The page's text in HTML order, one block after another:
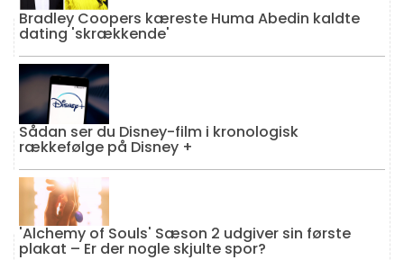
Bradley Coopers kæreste Huma Abedin kaldte
dating 'skrækkende'
Sådan ser du Disney-film i kronologisk
rækkefølge på Disney +
'Alchemy of Souls' Sæson 2 udgiver sin første
plakat – Er der nogle skjulte spor?